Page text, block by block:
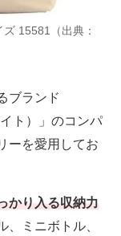
15581（出典：
ブランド
ト）」のコンパ
ーを愛用してお
かり入る収納力
、ミニボトル、